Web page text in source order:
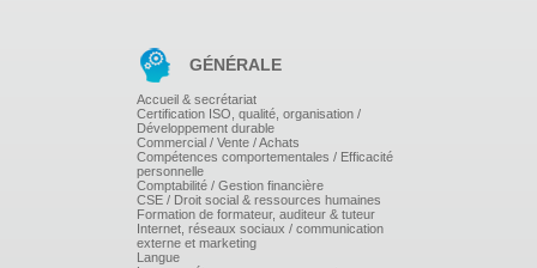
EVALUATION DU STAGE :
Contrôle des connaissances acquises sur une épreuve
Compte rendu du stage
GÉNÉRALE
Accueil & secrétariat
Certification ISO, qualité, organisation /
Développement durable
Commercial / Vente / Achats
Compétences comportementales / Efficacité
personnelle
Comptabilité / Gestion financière
CSE / Droit social & ressources humaines
Formation de formateur, auditeur & tuteur
Internet, réseaux sociaux / communication
externe et marketing
Langue